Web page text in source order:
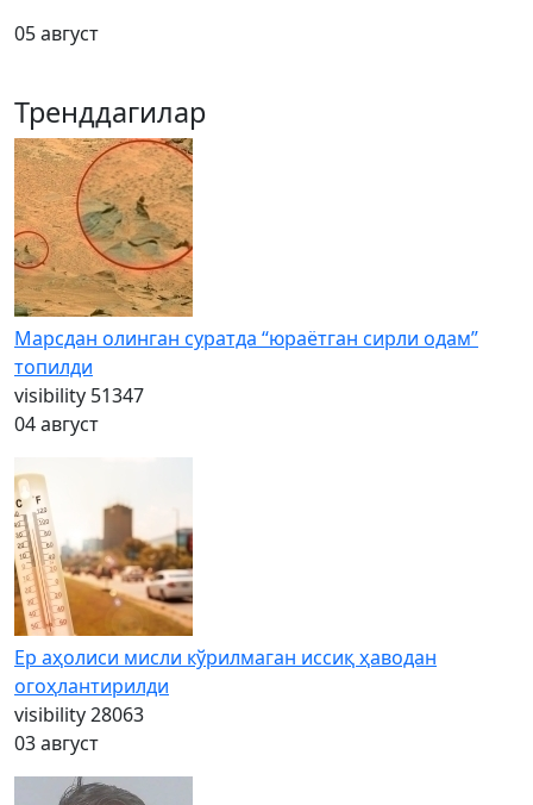
05 август
Тренддагилар
Марсдан олинган суратда “юраётган сирли одам”
топилди
visibility 51347
04 август
Ер аҳолиси мисли кўрилмаган иссиқ ҳаводан
огоҳлантирилди
visibility28063
03 август